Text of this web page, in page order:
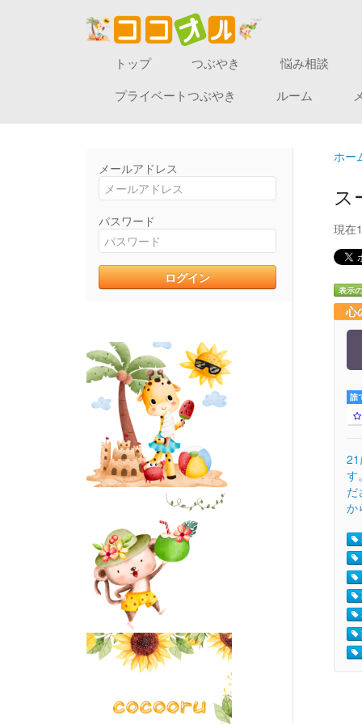
トップ つぶやき
悩み相談
プライベートつぶやき
ルーム
メールアドレス
パスワード
ホー
ス
現在
表示
心
誰
す
だ
か